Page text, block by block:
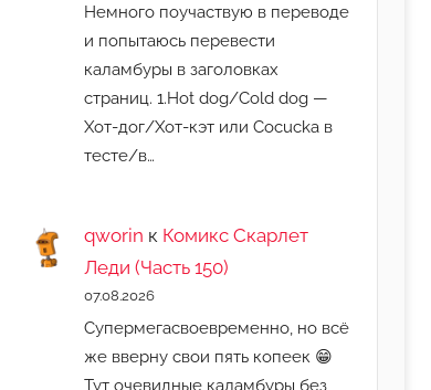
Немного поучаствую в переводе
и попытаюсь перевести
каламбуры в заголовках
страниц. 1.Hot dog/Cold dog —
Хот-дог/Хот-кэт или Cocucka в
тесте/в…
qworin к Комикс Скарлет
Леди (Часть 150)
07.08.2026
Супермегасвоевременно, но всё
же вверну свои пять копеек 😁
Тут очевидные каламбуры без